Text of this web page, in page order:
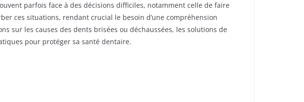
parfois face à des décisions difficiles, notamment celle de faire
ces situations, rendant crucial le besoin d’une compréhension
sur les causes des dents brisées ou déchaussées, les solutions de
pour protéger sa santé dentaire.